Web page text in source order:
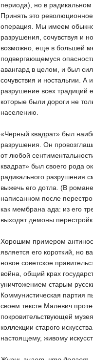
периода), но в
Принять это
операция. Мы имеем
разрушения, сочувствуя и
возможно, еще в большей
подвергающемуся
авангард в целом, и был
сочувствия и ностальгии. А
разрушение всех традиций
которые были дороги не
населению.
«Черный квадрат» был
разрушения. Он
от любой
квадрат» был своего рода
радикального разрушения
выжечь его дотла. (В
написанном после
как мембрана ада: из его
выходят демоны
Хорошим примером
является его короткий, но
новое советское
война, общий крах
уничтожением старым
Коммунистическая партия
своем тексте Малевич
покровительствующей
коллекции старого
настоящему, живому